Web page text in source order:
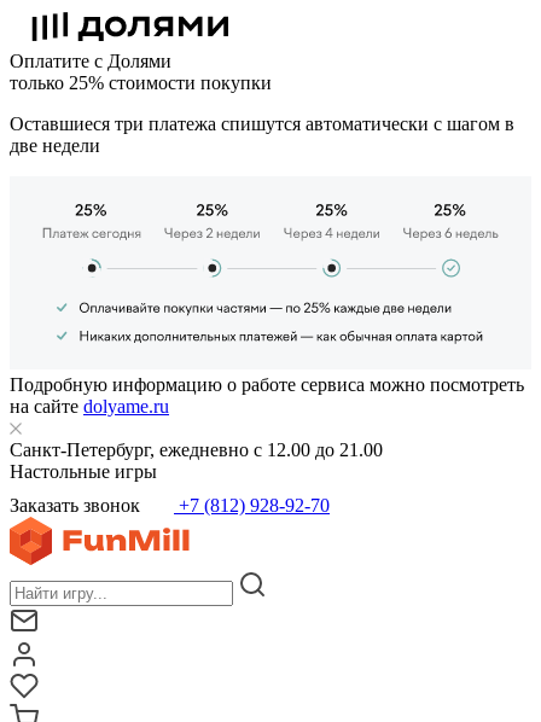
Оплатите с Долями
только 25% стоимости покупки
Оставшиеся три платежа спишутся автоматически с шагом в
две недели
Подробную информацию о работе сервиса можно посмотреть
на сайте dolyame.ru
Санкт-Петербург, ежедневно с 12.00 до 21.00
Настольные игры
Заказать звонок
+7 (812) 928-92-70